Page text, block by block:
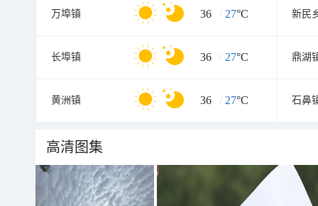
万埠镇 36 / 27°C 新民
长埠镇 36 / 27°C 鼎湖
黄洲镇 36 / 27°C 石鼻
高清图集